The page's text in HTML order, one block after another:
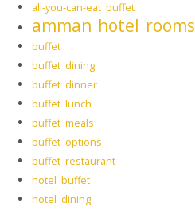
all-you-can-eat buffet
amman hotel rooms
buffet
buffet dining
buffet dinner
buffet lunch
buffet meals
buffet options
buffet restaurant
hotel buffet
hotel dining